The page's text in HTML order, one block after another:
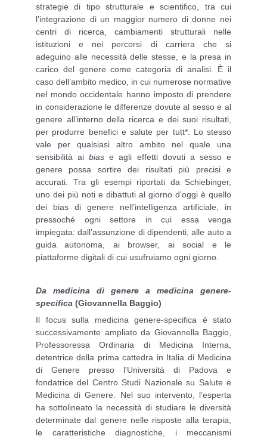
strategie di tipo strutturale e scientifico, tra cui
l’integrazione di un maggior numero di donne nei
centri di ricerca, cambiamenti strutturali nelle
istituzioni e nei percorsi di carriera che si
adeguino alle necessità delle stesse, e la presa in
carico del genere come categoria di analisi. È il
caso dell’ambito medico, in cui numerose normative
nel mondo occidentale hanno imposto di prendere
in considerazione le differenze dovute al sesso e al
genere all’interno della ricerca e dei suoi risultati,
per produrre benefici e salute per tutt*. Lo stesso
vale per qualsiasi altro ambito nel quale una
sensibilità aibias e agli effetti dovuti a sesso e
genere possa sortire dei risultati più precisi e
accurati. Tra gli esempi riportati da Schiebinger,
uno dei più noti e dibattuti al giorno d’oggi è quello
dei bias di genere nell’intelligenza artificiale, in
pressoché ogni settore in cui essa venga
impiegata: dall’assunzione di dipendenti, alle auto a
guida autonoma, ai browser, ai social e le
piattaforme digitali di cui usufruiamo ogni giorno.
Da medicina di genere a medicina genere-
specifica (Giovannella Baggio)
Il focus sulla medicina genere-specifica è stato
successivamente ampliato da Giovannella Baggio,
Professoressa Ordinaria di Medicina Interna,
detentrice della prima cattedra in Italia di Medicina
di Genere presso l'Università di Padova e
fondatrice del Centro Studi Nazionale su Salute e
Medicina di Genere. Nel suo intervento, l’esperta
ha sottolineato la necessità di studiare le diversità
determinate dal genere nelle risposte alla terapia,
le caratteristiche diagnostiche, i meccanismi